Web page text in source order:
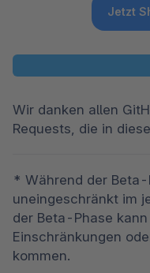
Jetzt
Wir danken allen
Requests, die in
* Während der Beta-
uneingeschränkt im
der Beta-Phase
Einschränkungen
kommen.